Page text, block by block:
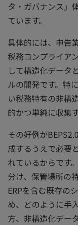
タ・ガバナンス」
ています。
具体的には、申告
税務コンプライア
して構造化データ
ルの開発です。特
い税務特有の非構
的かつ単純に収集
その好例が
成するうえで必要
れているからです
分け、保管場所の
ERPを含む既存の
め、どのように手
方、非構造化デー